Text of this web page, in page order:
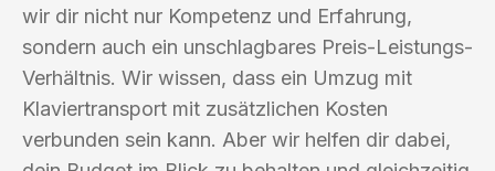
wir dir nicht nur Kompetenz und Erfahrung,
sondern auch ein unschlagbares Preis-Leistungs-
Verhältnis. Wir wissen, dass ein Umzug mit
Klaviertransport mit zusätzlichen Kosten
verbunden sein kann. Aber wir helfen dir dabei,